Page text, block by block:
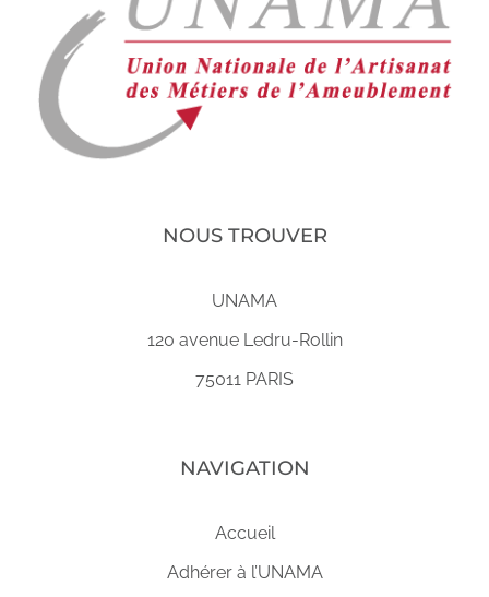
NOUS TROUVER
UNAMA
120 avenue Ledru-Rollin
75011 PARIS
NAVIGATION
Accueil
Adhérer à l’UNAMA